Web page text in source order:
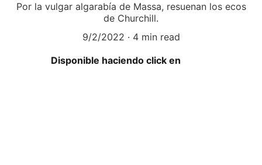
Por la vulgar algarabía de Massa, resuenan los ecos
de Churchill.
9/2/2022
4 min read
Disponible haciendo click en